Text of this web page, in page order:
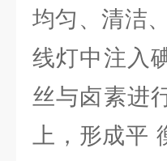
均匀、清洁
线灯中注入
丝与卤素进
上，形成平